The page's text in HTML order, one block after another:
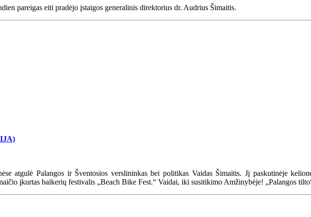
pareigas eiti pradėjo įstaigos generalinis direktorius dr. Audrius Šimaitis.
atgulė Palangos ir Šventosios verslininkas bei politikas Vaidas Šimaitis. Jį paskutinėje
įkurtas baikerių festivalis „Beach Bike Fest.“ Vaidai, iki susitikimo Amžinybėje! „Palangos